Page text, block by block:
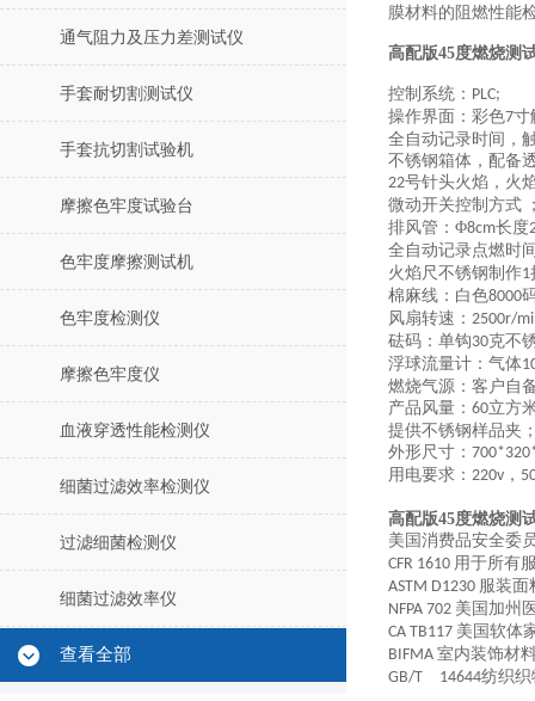
通气阻力及压力差测试仪
手套耐切割测试仪
手套抗切割试验机
摩擦色牢度试验台
色牢度摩擦测试机
色牢度检测仪
摩擦色牢度仪
血液穿透性能检测仪
细菌过滤效率检测仪
过滤细菌检测仪
细菌过滤效率仪
查看全部
膜材料的阻燃性能
高配版45度燃烧测
控制系统： PLC;
操作界面：彩色7寸
全自动记录时间，
不锈钢箱体，配备
22号针头火焰，火
微动开关控制方式
排风管： Φ8cm长度
全 自动记录点燃时
火焰尺不锈钢制作1
棉麻线：白色8000
风扇转速 ： 2500r/
砝码：单钩30克不
浮球流量计： 气体
燃烧气源：客户自
产品风量 ： 60立方
提供不锈钢样品夹
外形尺寸：
用电要求： 220v ，
高配版45度燃烧测
美国消费品安全委
CFR 1610 用于所有
ASTM D1230 服装面
NFPA 702 美国加州
CA TB117 美国软体
BIFMA 室内装饰材
GB/T
14644纺织